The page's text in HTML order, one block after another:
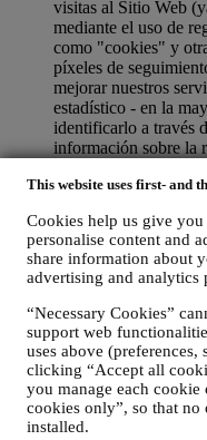
This website uses first- and
Cookies help us give you
personalise content and
share information about
advertising and analytics
“Necessary Cookies”
support web
uses above
clicking “Accept all
you manage each cookie
cookies only”, so that
installed.
visitas al Sitio Web
mediante el uso de
como "cookies" y
píxeles de
mejorar nuestros
estadístico - en la
identificarlo a través
información sobre la
sus comentarios,
en redes sociales,
Los datos personales
web o proporciona
muy protegidos y tiene los
en el párrafo 8) a
2. ¿QUIEN RECOPILA SU
El responsable del
electrónico ofrecidos a
domicilio social en Paseo
Si consientes recibir